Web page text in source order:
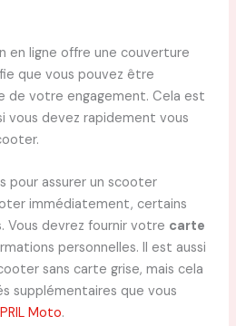
en ligne offre une couverture
que vous pouvez être
de votre engagement. Cela est
vous devez rapidement vous
pour assurer un scooter
immédiatement, certains
Vous devrez fournir votre carte
personnelles. Il est aussi
sans carte grise, mais cela
supplémentaires que vous
Moto.